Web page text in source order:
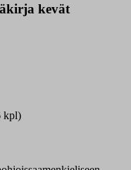
kevät
kpl)